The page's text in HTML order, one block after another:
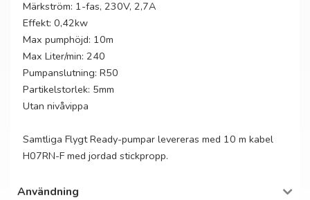
Märkström: 1-fas, 230V, 2,7A
Effekt: 0,42kw
Max pumphöjd: 10m
Max Liter/min: 240
Pumpanslutning: R50
Partikelstorlek: 5mm
Utan nivåvippa
Samtliga Flygt Ready-pumpar levereras med 10 m kabel
H07RN-F med jordad stickpropp.
Användning